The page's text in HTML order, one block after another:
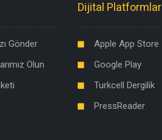
Gönder
Olun
Dijital Platformlar
Apple App Store
Google Play
Turkcell Dergilik
PressReader